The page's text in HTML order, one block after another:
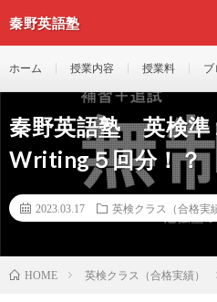
秦野英語塾
ホーム 授業内容 授業料
秦野英語塾 英検
Writing５回分！？
2023.03.17 英検クラス（合格実
HOME 英検クラス（合格実績）